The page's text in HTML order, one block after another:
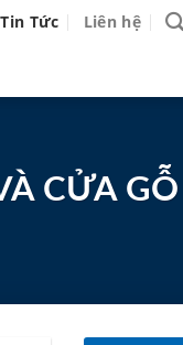
Tin Tức Liên hệ
CỬA